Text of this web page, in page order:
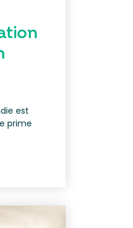
est
prime